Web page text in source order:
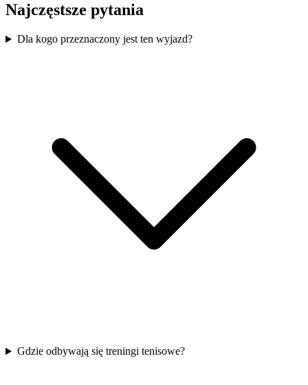
Najczęstsze pytania
Dla kogo przeznaczony jest ten wyjazd?
Gdzie odbywają się treningi tenisowe?